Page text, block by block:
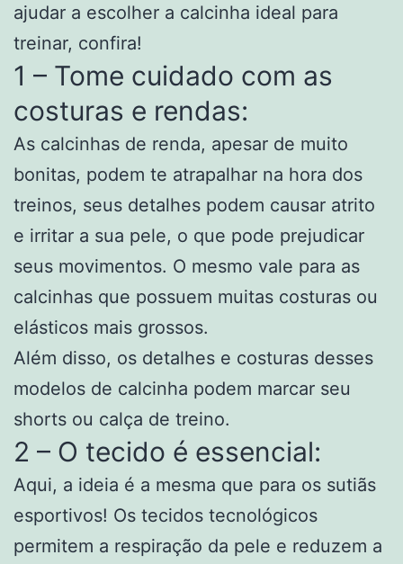
ajudar a escolher a calcinha ideal para
treinar, confira!
1 – Tome cuidado com as
costuras e rendas:
As calcinhas de renda, apesar de muito
bonitas, podem te atrapalhar na hora dos
treinos, seus detalhes podem causar atrito
e irritar a sua pele, o que pode prejudicar
seus movimentos. O mesmo vale para as
calcinhas que possuem muitas costuras ou
elásticos mais grossos.
Além disso, os detalhes e costuras desses
modelos de calcinha podem marcar seu
shorts ou calça de treino.
2 – O tecido é essencial:
Aqui, a ideia é a mesma que para os sutiãs
esportivos! Os tecidos tecnológicos
permitem a respiração da pele e reduzem a